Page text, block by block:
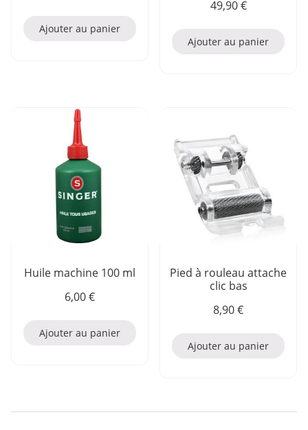
Ajouter au panier
49,90€
Ajouter au panier
Huile machine 100 ml
6,00€
Ajouter au panier
Pied à rouleau attache
clic bas
8,90€
Ajouter au panier